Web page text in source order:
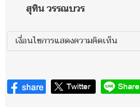
สุทิน วรรณบวร
เงื่อนไขการแสดงความคิดเห็น